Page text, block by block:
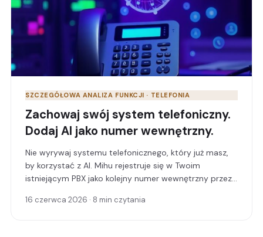
SZCZEGÓŁOWA ANALIZA FUNKCJI · TELEFONIA
Zachowaj swój system telefoniczny.
Dodaj AI jako numer wewnętrzny.
Nie wyrywaj systemu telefonicznego, który już masz,
by korzystać z AI. Mihu rejestruje się w Twoim
istniejącym PBX jako kolejny numer wewnętrzny przez
właściwego numeru wewnętrznego, działu lub numeru.
16 czerwca 2026 · 8 min czytania